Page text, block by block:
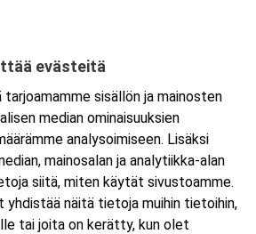
ohjeet
evästeitä
sisällön ja mainosten
median ominaisuuksien
analysoimiseen. Lisäksi
mainosalan ja analytiikka-alan
siitä, miten käytät sivustoamme.
yhdistää näitä tietoja muihin tietoihin,
tai joita on kerätty, kun olet